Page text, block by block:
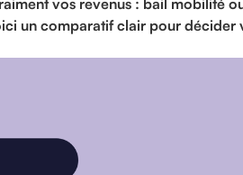
vos revenus : bail mobilité
un comparatif clair pour décider